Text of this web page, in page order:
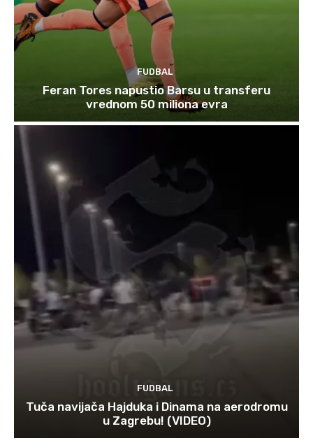
FUDBAL
Feran Tores napustio Barsu u transferu
vrednom 50 miliona evra
FUDBAL
Tuča navijača Hajduka i Dinama na aerodromu
u Zagrebu! (VIDEO)